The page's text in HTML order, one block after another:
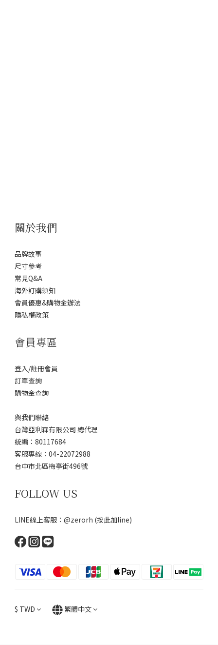
關於我們
品牌故事
尺寸參考
常見Q&A
海外訂購須知
會員優惠&購物金辦法
隱私權政策
會員專區
登入/註冊會員
訂單查詢
購物金查詢
與我們聯絡
台灣亞利森有限公司 總代理
統編：80117684
客服專線：04-22072988
台中市北區梅亭街496號
FOLLOW US
LINE線上客服：@zerorh (按此加line)
$ TWD 繁體中文